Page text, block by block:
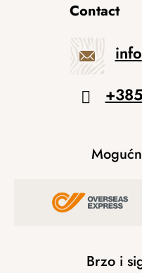
Contact
info
Brzo i